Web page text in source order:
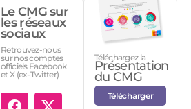
Le CMG sur
les réseaux
sociaux
Retrouvez-nous
sur nos comptes
officiels Facebook
et X (ex-Twitter)
Téléchargez la
Présentation
du CMG
Télécharger